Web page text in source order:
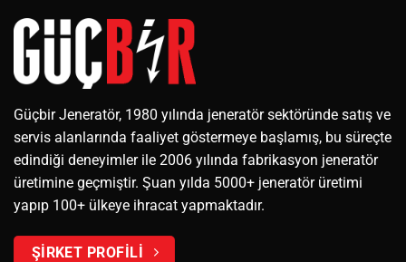
Güçbir Jeneratör, 1980 yılında jeneratör sektöründe satış ve
servis alanlarında faaliyet göstermeye başlamış, bu süreçte
edindiği deneyimler ile 2006 yılında fabrikasyon jeneratör
üretimine geçmiştir. Şuan yılda 5000+ jeneratör üretimi
yapıp 100+ ülkeye ihracat yapmaktadır.
ŞİRKET PROFİLİ